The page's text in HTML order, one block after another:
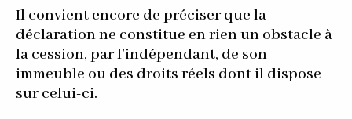
Il convient encore de préciser que la
déclaration ne constitue en rien un obstacle à
la cession, par l’indépendant, de son
immeuble ou des droits réels dont il dispose
sur celui-ci.